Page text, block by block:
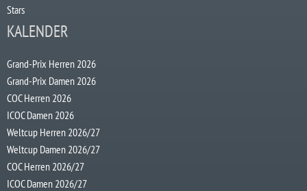
Stars
KALENDER
Grand-Prix Herren 2026
Grand-Prix Damen 2026
COC Herren 2026
ICOC Damen 2026
Weltcup Herren 2026/27
Weltcup Damen 2026/27
COC Herren 2026/27
ICOC Damen 2026/27